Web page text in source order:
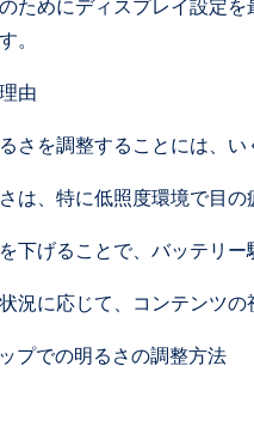
ためにディスプレイ設定
。
由
さを調整することには、い
は、特に低照度環境で目の
下げることで、バッテリ
況に応じて、コンテンツ
プでの明るさの調整方法